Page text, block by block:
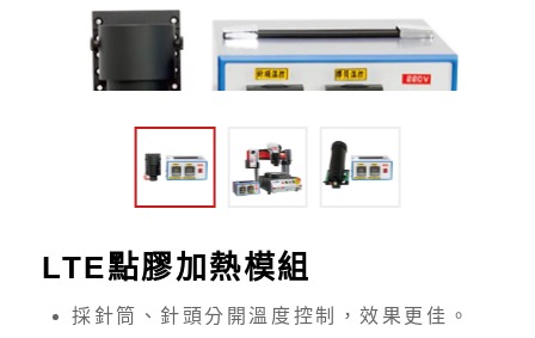
LTE點膠加熱模組
採針筒、針頭分開溫度控制，效果更佳。